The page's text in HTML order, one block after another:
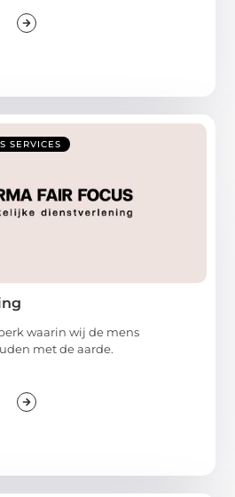
SERVICES
waarin wij de mens
met de aarde.